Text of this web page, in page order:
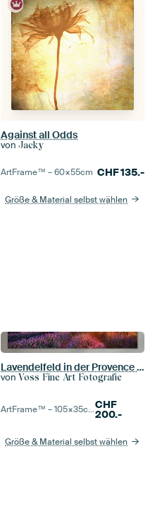
Against all Odds
von Jacky
ArtFrame™ –60×55cm CHF135.-
Größe & Material selbst wählen
Lavendelfeld in der Provence im leuchtenden Sonnenaufgang.
von Voss Fine Art Fotografie
ArtFrame™ –105×35cm CHF
200.-
Größe & Material selbst wählen